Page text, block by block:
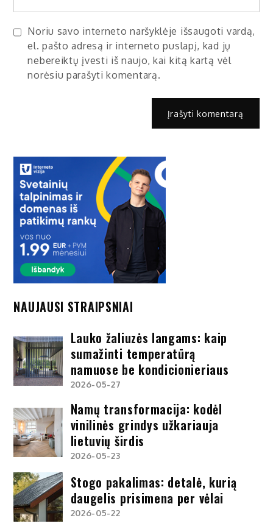
Noriu savo interneto naršyklėje išsaugoti vardą,
el. pašto adresą ir interneto puslapį, kad jų
nebereiktų įvesti iš naujo, kai kitą kartą vėl
norėsiu parašyti komentarą.
NAUJAUSI STRAIPSNIAI
Lauko žaliuzės langams: kaip
sumažinti temperatūrą
namuose be kondicionieriaus
2026-05-27
Namų transformacija: kodėl
vinilinės grindys užkariauja
lietuvių širdis
2026-05-23
Stogo pakalimas: detalė, kurią
daugelis prisimena per vėlai
2026-05-22